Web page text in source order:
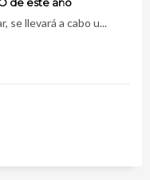
se llevará a cabo u...